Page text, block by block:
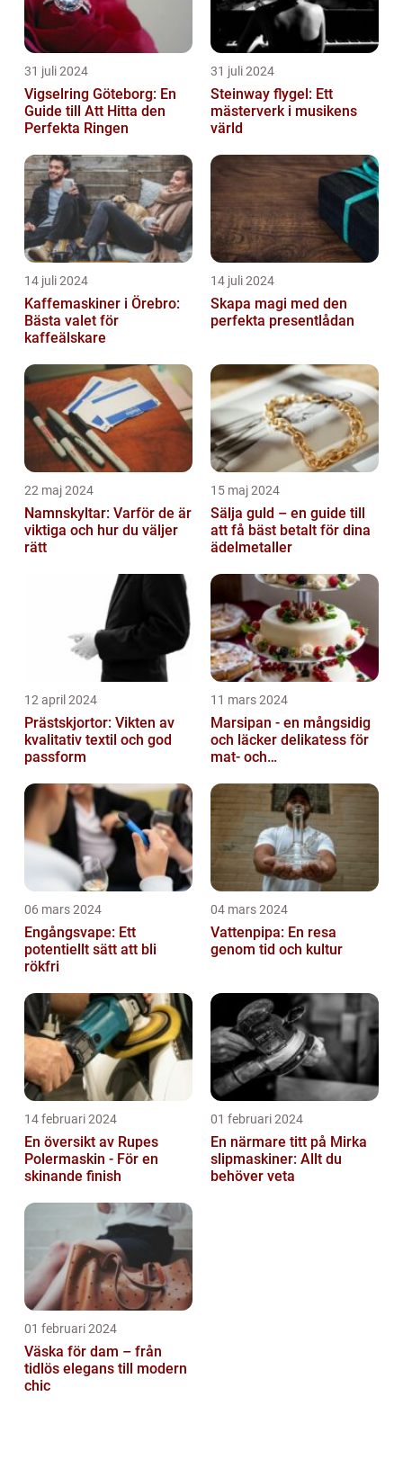
31 juli 2024
Vigselring Göteborg: En
Guide till Att Hitta den
Perfekta Ringen
31 juli 2024
Steinway flygel: Ett
mästerverk i musikens
värld
14 juli 2024
Kaffemaskiner i Örebro:
Bästa valet för
kaffeälskare
14 juli 2024
Skapa magi med den
perfekta presentlådan
22 maj 2024
Namnskyltar: Varför de är
viktiga och hur du väljer
rätt
15 maj 2024
Sälja guld – en guide till
att få bäst betalt för dina
ädelmetaller
12 april 2024
Prästskjortor: Vikten av
kvalitativ textil och god
passform
11 mars 2024
Marsipan - en mångsidig
och läcker delikatess för
mat- och
06 mars 2024
Engångsvape: Ett
potentiellt sätt att bli
rökfri
04 mars 2024
Vattenpipa: En resa
genom tid och kultur
14 februari 2024
En översikt av Rupes
Polermaskin - För en
skinande finish
01 februari 2024
En närmare titt på Mirka
slipmaskiner: Allt du
behöver veta
01 februari 2024
Väska för dam – från
tidlös elegans till modern
chic